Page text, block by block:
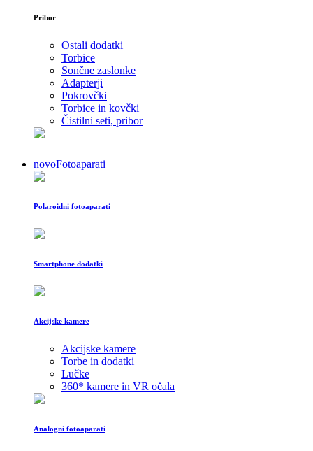
Pribor
Ostali dodatki
Torbice
Sončne zaslonke
Adapterji
Pokrovčki
Torbice in kovčki
Čistilni seti, pribor
novoFotoaparati
Polaroidni fotoaparati
Smartphone dodatki
Akcijske kamere
Akcijske kamere
Torbe in dodatki
Lučke
360* kamere in VR očala
Analogni fotoaparati